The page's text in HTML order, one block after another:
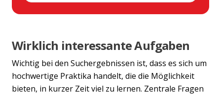
Wirklich interessante Aufgaben
Wichtig bei den Suchergebnissen ist, dass es sich um
hochwertige Praktika handelt, die die Möglichkeit
bieten, in kurzer Zeit viel zu lernen. Zentrale Fragen